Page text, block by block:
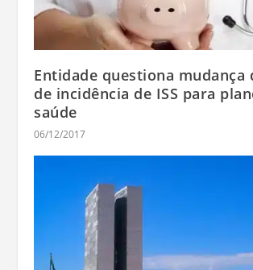
Entidade questiona mudança
de incidência de ISS para
saúde
06/12/2017